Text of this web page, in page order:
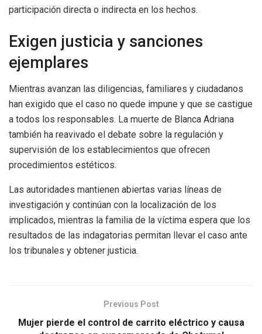
participación directa o indirecta en los hechos.
Exigen justicia y sanciones
ejemplares
Mientras avanzan las diligencias, familiares y ciudadanos
han exigido que el caso no quede impune y que se castigue
a todos los responsables. La muerte de Blanca Adriana
también ha reavivado el debate sobre la regulación y
supervisión de los establecimientos que ofrecen
procedimientos estéticos.
Las autoridades mantienen abiertas varias líneas de
investigación y continúan con la localización de los
implicados, mientras la familia de la víctima espera que los
resultados de las indagatorias permitan llevar el caso ante
los tribunales y obtener justicia.
Previous Post
Mujer pierde el control de carrito eléctrico y causa